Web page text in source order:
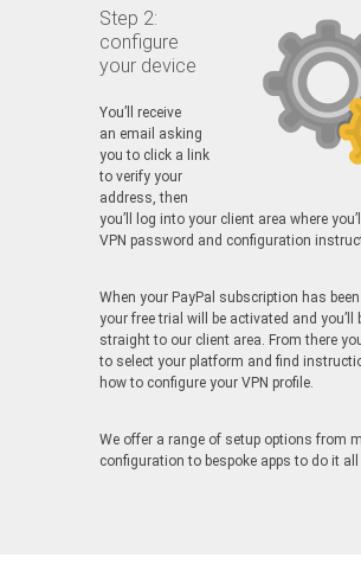
Step 2:
configure
your device
You’ll receive
an email asking
you to click a link
to verify your
address, then
you’ll log into your client area where
VPN password and configuration
When your PayPal subscription has
your free trial will be activated and you’ll
straight to our client area. From there
to select your platform and find
how to configure your VPN profile.
We offer a range of setup options from
configuration to bespoke apps to do it